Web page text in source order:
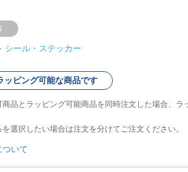
シール・ステッカー
ッピング可能な商品です
商品とラッピング可能商品を同時注文した場合、ラ
選択したい場合は注文を分けてご注文ください。
ついて